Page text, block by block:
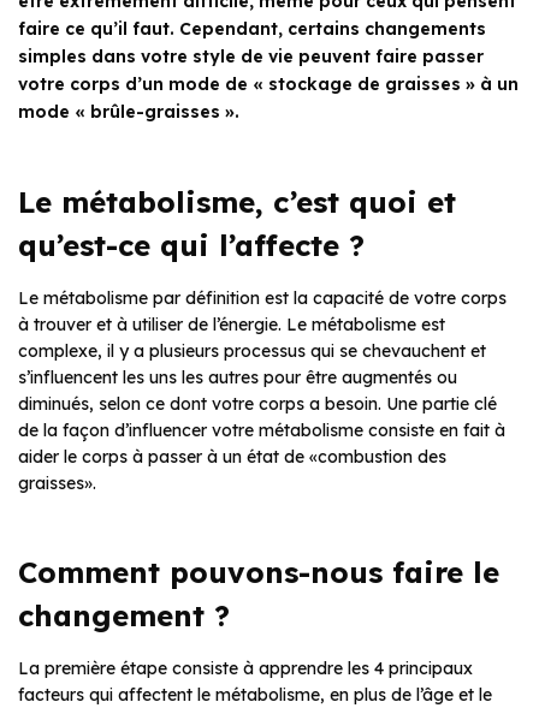
faire ce qu’il faut. Cependant, certains changements
simples dans votre style de vie peuvent faire passer
votre corps d’un mode de « stockage de graisses » à un
mode « brûle-graisses ».
Le métabolisme, c’est quoi et
qu’est-ce qui l’affecte ?
Le métabolisme par définition est la capacité de votre corps
à trouver et à utiliser de l’énergie. Le métabolisme est
complexe, il y a plusieurs processus qui se chevauchent et
s’influencent les uns les autres pour être augmentés ou
diminués, selon ce dont votre corps a besoin. Une partie clé
de la façon d’influencer votre métabolisme consiste en fait à
aider le corps à passer à un état de «combustion des
graisses».
Comment pouvons-nous faire le
changement ?
La première étape consiste à apprendre les 4 principaux
facteurs qui affectent le métabolisme, en plus de l’âge et le